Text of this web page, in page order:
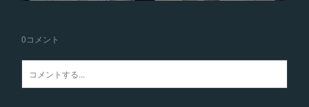
0コメント